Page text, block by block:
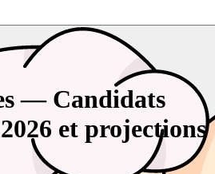
— Candidats
et projections